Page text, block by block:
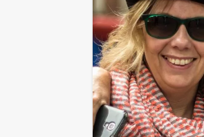
Optioneel:
Niet telkens uw
persoon per uur
het
en thee. En…zo